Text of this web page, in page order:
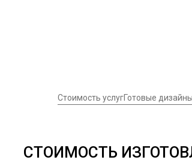
Стоимость услугГотовые дизайны
СТОИМОСТЬ